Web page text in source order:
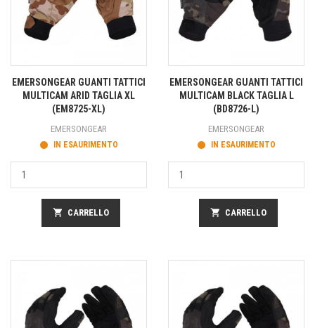
EMERSONGEAR GUANTI TATTICI
MULTICAM ARID TAGLIA XL
(EM8725-XL)
EMERSONGEAR
IN ESAURIMENTO
shopping_cart CARRELLO
EMERSONGEAR GUANTI TATTICI
MULTICAM BLACK TAGLIA L
(BD8726-L)
EMERSONGEAR
IN ESAURIMENTO
shopping_cart CARRELLO